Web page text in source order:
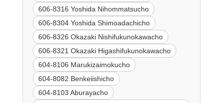
606-8316 Yoshida Nihommatsucho
606-8304 Yoshida Shimoadachicho
606-8326 Okazaki Nishifukunokawacho
606-8321 Okazaki Higashifukunokawacho
604-8106 Marukizaimokucho
604-8082 Benkeiishicho
604-8103 Aburayacho